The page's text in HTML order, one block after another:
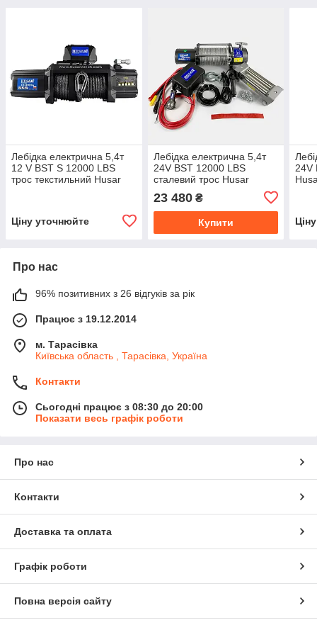
Лебідка електрична 5,4т
12 V BST S 12000 LBS
трос текстильний Husar
Ціну уточнюйте
Лебідка електрична 5,4т
24V BST 12000 LBS
сталевий трос Husar
23 480₴
Купити
24V
Про нас
96% позитивних з 26 відгуків за рік
Працює з 19.12.2014
м. Тарасівка
Київська область , Тарасівка, Україна
Контакти
Сьогодні працює з 08:30 до 20:00
Показати весь графік роботи
Про нас
Контакти
Доставка та оплата
Графік роботи
Повна версія сайту